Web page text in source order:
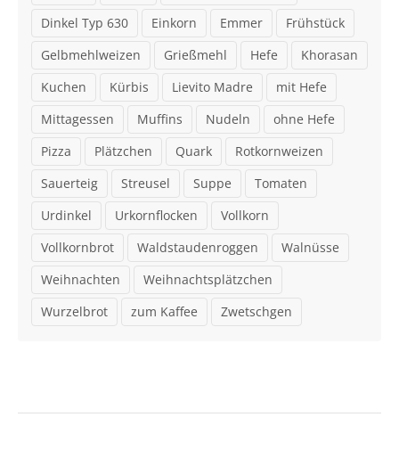
Dinkel Typ 630
Einkorn Emmer
Frühstück
Gelbmehlweizen
Grießmehl Hefe
Khorasan
Kuchen
Kürbis Lievito Madre
mit Hefe
Mittagessen
Muffins Nudeln
ohne Hefe
Pizza
Plätzchen Quark
Rotkornweizen
Sauerteig
Streusel Suppe
Tomaten
Urdinkel
Urkornflocken
Vollkorn
Vollkornbrot
Waldstaudenroggen
Walnüsse
Weihnachten
Weihnachtsplätzchen
Wurzelbrot
zum Kaffee Zwetschgen